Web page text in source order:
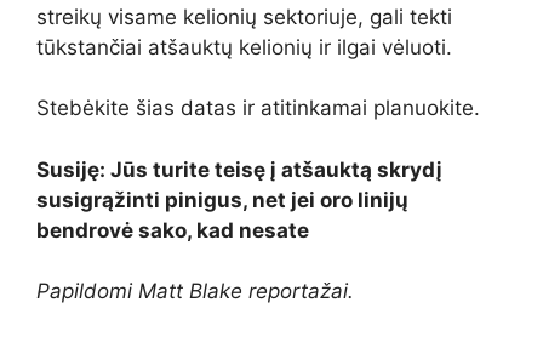
streikų visame kelionių sektoriuje, gali tekti
tūkstančiai atšauktų kelionių ir ilgai vėluoti.
Stebėkite šias datas ir atitinkamai planuokite.
Susiję: Jūs turite teisę į atšauktą skrydį
susigrąžinti pinigus, net jei oro linijų
bendrovė sako, kad nesate
Papildomi Matt Blake reportažai.